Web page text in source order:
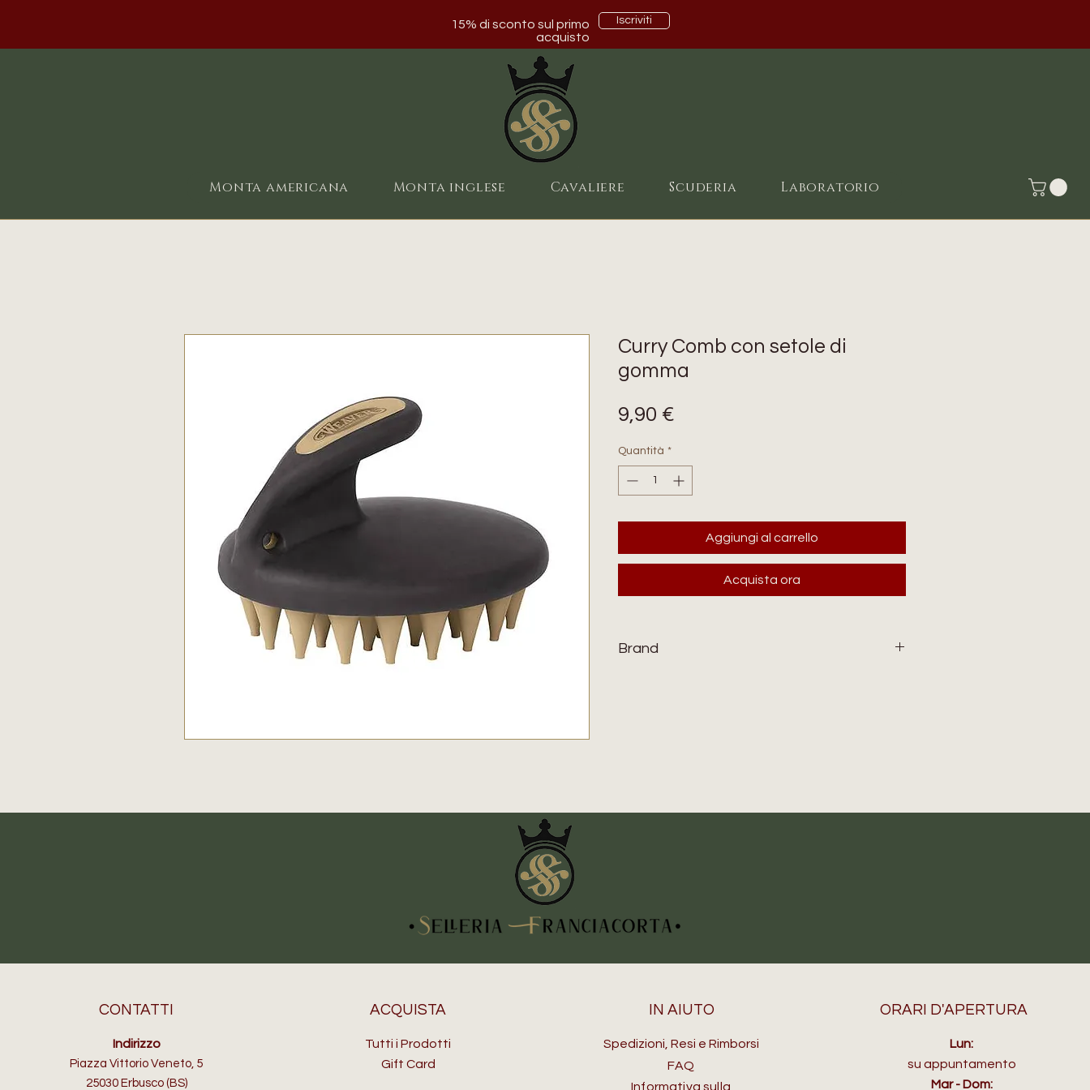
15% di sconto sul primo
acquisto
Iscriviti
Monta americana Monta inglese Cavaliere Scuderia Laboratorio
Curry Comb con setole di
gomma
9,90 €
Quantità *
Aggiungi al carrello
Acquista ora
Brand
CONTATTI
Indirizzo
Piazza Vittorio Veneto, 5
25030 Erbusco (BS)
ACQUISTA
Tutti i Prodotti
Gift Card
IN AIUTO
Spedizioni, Resi e Rimborsi
FAQ
Informativa sulla
ORARI D'APERTURA
Lun:
su appuntamento
Mar - Dom: